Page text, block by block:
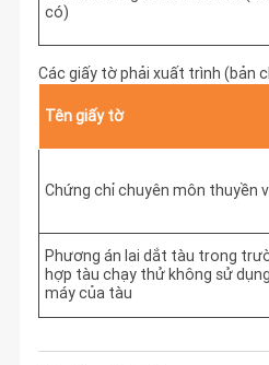
có)
Các giấy tờ phải xuất trình (bản
Tên giấy tờ
Chứng chỉ chuyên môn thuyền
Phương án lai dắt tàu trong
hợp tàu chạy thử không sử dụng
máy của tàu